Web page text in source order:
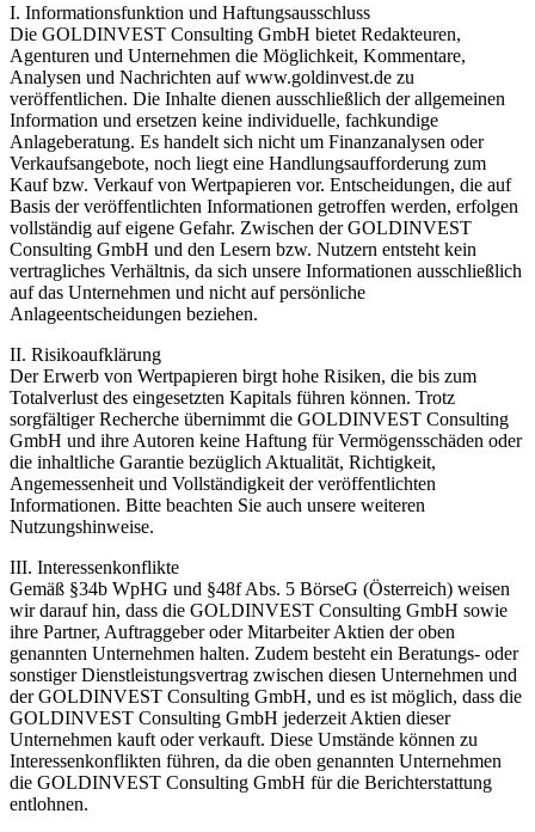
I. Informationsfunktion und Haftungsausschluss
Die GOLDINVEST Consulting GmbH bietet Redakteuren,
Agenturen und Unternehmen die Möglichkeit, Kommentare,
Analysen und Nachrichten auf www.goldinvest.de zu
veröffentlichen. Die Inhalte dienen ausschließlich der allgemeinen
Information und ersetzen keine individuelle, fachkundige
Anlageberatung. Es handelt sich nicht um Finanzanalysen oder
Verkaufsangebote, noch liegt eine Handlungsaufforderung zum
Kauf bzw. Verkauf von Wertpapieren vor. Entscheidungen, die auf
Basis der veröffentlichten Informationen getroffen werden, erfolgen
vollständig auf eigene Gefahr. Zwischen der GOLDINVEST
Consulting GmbH und den Lesern bzw. Nutzern entsteht kein
vertragliches Verhältnis, da sich unsere Informationen ausschließlich
auf das Unternehmen und nicht auf persönliche
Anlageentscheidungen beziehen.
II. Risikoaufklärung
Der Erwerb von Wertpapieren birgt hohe Risiken, die bis zum
Totalverlust des eingesetzten Kapitals führen können. Trotz
sorgfältiger Recherche übernimmt die GOLDINVEST Consulting
GmbH und ihre Autoren keine Haftung für Vermögensschäden oder
die inhaltliche Garantie bezüglich Aktualität, Richtigkeit,
Angemessenheit und Vollständigkeit der veröffentlichten
Informationen. Bitte beachten Sie auch unsere weiteren
Nutzungshinweise.
III. Interessenkonflikte
Gemäß §34b WpHG und §48f Abs. 5 BörseG (Österreich) weisen
wir darauf hin, dass die GOLDINVEST Consulting GmbH sowie
ihre Partner, Auftraggeber oder Mitarbeiter Aktien der oben
genannten Unternehmen halten. Zudem besteht ein Beratungs- oder
sonstiger Dienstleistungsvertrag zwischen diesen Unternehmen und
der GOLDINVEST Consulting GmbH, und es ist möglich, dass die
GOLDINVEST Consulting GmbH jederzeit Aktien dieser
Unternehmen kauft oder verkauft. Diese Umstände können zu
Interessenkonflikten führen, da die oben genannten Unternehmen
die GOLDINVEST Consulting GmbH für die Berichterstattung
entlohnen.